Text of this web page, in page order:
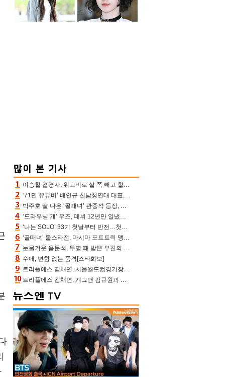
이승철 겹경사, 위고비로 살 쪽 빼고 할아버지 된다‥마음으로 낳은 딸 임신 자랑(유퀴즈)
‘71만 유튜버’ 배인규 신남성연대 대표, 오늘(5일) 숨진 채 발견…향년 36세
박주호 딸 나은 ‘골때녀’ 관중석 등장, 김민재 복제인간 보고 혼란 [결정적장면]
‘드라우닝 걔’ 우즈, 데뷔 12년만 일냈다…체조경기장 입성 확정
‘나는 SOLO’ 33기 첫날부터 반전…첫인상 0표 영호, 호감남 급부상
‘골때녀’ 올스타전, 마시마 포트트릭 맹추격전 5:4 골 잔치 ‘짜릿’ [어제TV]
눈물겨운 음문석, 무명 때 받은 부친의 전재산→폐암 父 세상 떠나기 전 여행(유퀴즈)[어제TV]
수애, 변함 없는 품격[스타화보]
트리플에스 김채연, 서울월드컵경기장에 뜬 맨시티 여신 [포토엔HD]
트리플에스 김채연, 개그맨 김규원과 함께 프리뷰쇼 진행 [포토엔HD]